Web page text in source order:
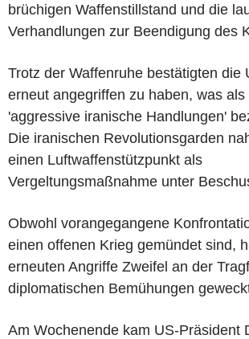
brüchigen Waffenstillstand und die
Verhandlungen zur Beendigung des
Trotz der Waffenruhe bestätigten die
erneut angegriffen zu haben, was
'aggressive iranische Handlungen'
Die iranischen Revolutionsgarden
einen Luftwaffenstützpunkt als
Vergeltungsmaßnahme unter
Obwohl vorangegangene
einen offenen Krieg gemündet sind,
erneuten Angriffe Zweifel an der
diplomatischen Bemühungen
Am Wochenende kam US-Präsident